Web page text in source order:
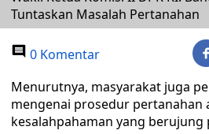
Tuntaskan Masalah Pertanahan
0 Komentar
Menurutnya, masyarakat juga
mengenai prosedur pertanahan
kesalahpahaman yang berujung